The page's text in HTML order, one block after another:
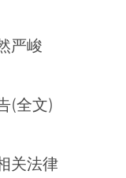
严峻
(全文)
关法律